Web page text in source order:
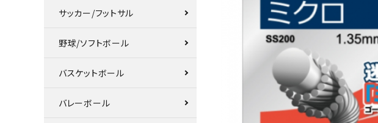
サッカー/フットサル
野球/ソフトボール
バスケットボール
バレーボール